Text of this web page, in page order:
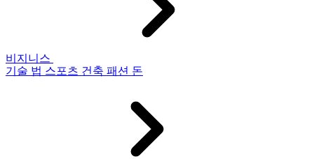
비지니스
기술 법 스포츠 건축 패션 돈